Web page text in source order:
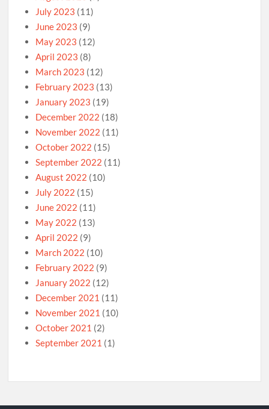
July 2023 (11)
June 2023 (9)
May 2023 (12)
April 2023 (8)
March 2023 (12)
February 2023 (13)
January 2023 (19)
December 2022 (18)
November 2022 (11)
October 2022 (15)
September 2022 (11)
August 2022 (10)
July 2022 (15)
June 2022 (11)
May 2022 (13)
April 2022 (9)
March 2022 (10)
February 2022 (9)
January 2022 (12)
December 2021 (11)
November 2021 (10)
October 2021 (2)
September 2021 (1)